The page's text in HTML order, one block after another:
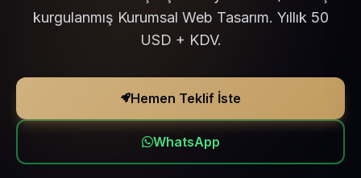
kurgulanmış Kurumsal Web Tasarım. Yıllık 50
USD + KDV.
Hemen Teklif İste
WhatsApp